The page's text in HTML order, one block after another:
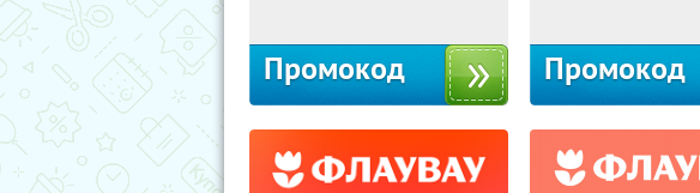
Промокод Промокод